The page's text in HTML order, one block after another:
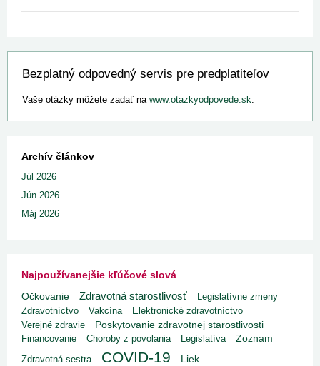
Bezplatný odpovedný servis pre predplatiteľov
Vaše otázky môžete zadať na www.otazkyodpovede.sk.
Archív článkov
Júl 2026
Jún 2026
Máj 2026
Najpoužívanejšie kľúčové slová
Očkovanie Zdravotná starostlivosť
Legislatívne zmeny
Zdravotníctvo
Vakcína
Elektronické zdravotníctvo
Verejné zdravie
Poskytovanie zdravotnej starostlivosti
Financovanie Choroby z povolania Legislatíva
Zoznam
Zdravotná sestra
COVID-19 Liek